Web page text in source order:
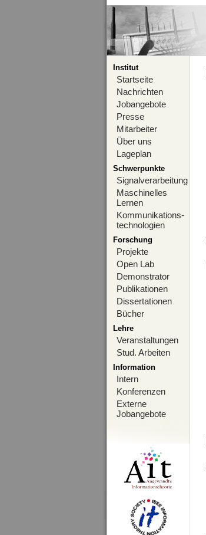
Institut
Startseite
Nachrichten
Jobangebote
Presse
Mitarbeiter
Über uns
Lageplan
Schwerpunkte
Signalverarbeitung
Maschinelles
Lernen
Kommunikations-
technologien
Forschung
Projekte
Open Lab
Demonstrator
Publikationen
Dissertationen
Bücher
Lehre
Veranstaltungen
Stud. Arbeiten
Information
Intern
Konferenzen
Externe
Jobangebote